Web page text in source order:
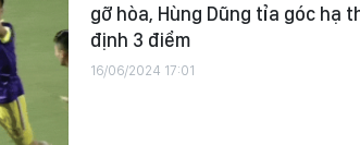
gỡ hòa, Hùng Dũng tỉa góc hạ
định 3 điểm
16/06/2024 17:01